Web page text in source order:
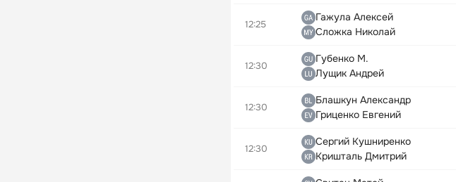
12:25
Гажула Алексей
Сложка Николай
12:30
Губенко М.
Лущик Андрей
12:30
Блашкун Александр
Гриценко Евгений
12:30
Сергий Кушниренко
Кришталь Дмитрий